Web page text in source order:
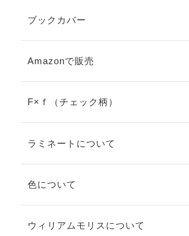
ブックカバー
Amazonで販売
F×ｆ（チェック柄）
ラミネートについて
色について
ウィリアムモリスについて